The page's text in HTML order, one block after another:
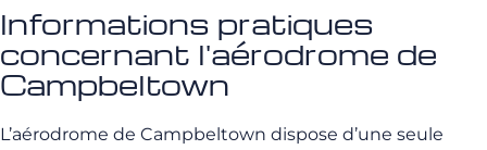
Informations pratiques
concernant l'aérodrome de
Campbeltown
L’aérodrome de Campbeltown dispose d’une seule